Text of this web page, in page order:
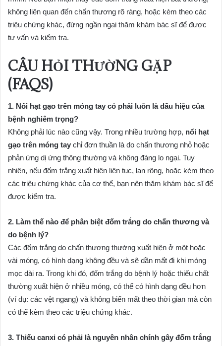
không liên quan đến chấn thương rõ ràng, hoặc kèm theo các
triệu chứng khác, đừng ngần ngại thăm khám bác sĩ để được
tư vấn và kiểm tra.
CÂU HỎI THƯỜNG GẶP
(FAQS)
1. Nổi hạt gạo trên móng tay có phải luôn là dấu hiệu của
bệnh nghiêm trọng?
Không phải lúc nào cũng vậy. Trong nhiều trường hợp, nổi hạt
gạo trên móng tay chỉ đơn thuần là do chấn thương nhỏ hoặc
phản ứng dị ứng thông thường và không đáng lo ngại. Tuy
nhiên, nếu đốm trắng xuất hiện liên tục, lan rộng, hoặc kèm theo
các triệu chứng khác của cơ thể, bạn nên thăm khám bác sĩ để
được kiểm tra.
2. Làm thế nào để phân biệt đốm trắng do chấn thương và
do bệnh lý?
Các đốm trắng do chấn thương thường xuất hiện ở một hoặc
vài móng, có hình dạng không đều và sẽ dần mất đi khi móng
mọc dài ra. Trong khi đó, đốm trắng do bệnh lý hoặc thiếu chất
thường xuất hiện ở nhiều móng, có thể có hình dạng đều hơn
(ví dụ: các vệt ngang) và không biến mất theo thời gian mà còn
có thể kèm theo các triệu chứng khác.
3. Thiếu canxi có phải là nguyên nhân chính gây đốm trắng